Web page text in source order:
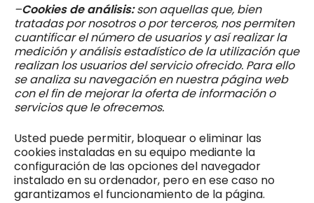
–Cookies de análisis:son aquellas que, bien
tratadas por nosotros o por terceros, nos permiten
cuantificar el número de usuarios y así realizar la
medición y análisis estadístico de la utilización que
realizan los usuarios del servicio ofrecido. Para ello
se analiza su navegación en nuestra página web
con el fin de mejorar la oferta de información o
servicios que le ofrecemos.
Usted puede permitir, bloquear o eliminar las
cookies instaladas en su equipo mediante la
configuración de las opciones del navegador
instalado en su ordenador, pero en ese caso no
garantizamos el funcionamiento de la página.